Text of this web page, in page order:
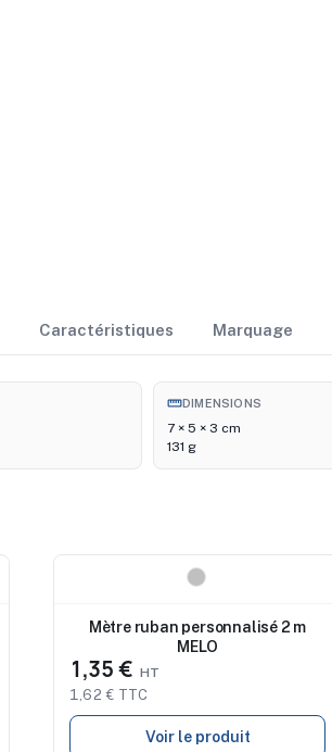
Caractéristiques Marquage
straightenDIMENSIONS
7 × 5 × 3 cm
131 g
Mètre ruban personnalisé 2 m
MELO
1,35 €
1,62 € TTC
Voir le produit